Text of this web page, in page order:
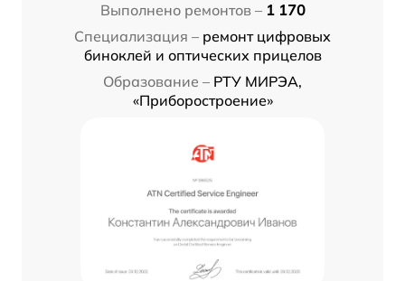
Выполнено ремонтов – 1 170
Специализация – ремонт цифровых
биноклей и оптических прицелов
Образование – РТУ МИРЭА,
«Приборостроение»